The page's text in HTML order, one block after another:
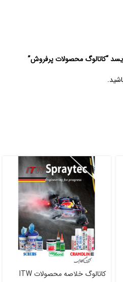
“کاتالوگ محصولات پرفروش”
کاتالوگ خلاصه محصولات ITW